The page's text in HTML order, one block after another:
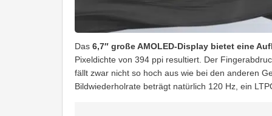
Das 6,7″ große AMOLED-Display bietet eine
Pixeldichte von 394 ppi resultiert. Der
fällt zwar nicht so hoch aus wie bei den anderen
Bildwiederholrate beträgt natürlich 120 Hz, ein